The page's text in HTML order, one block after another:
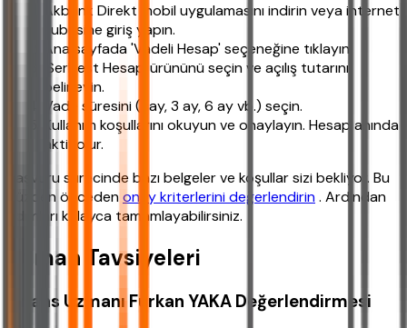
Akbank Direkt mobil uygulamasını indirin veya internet
şubesine giriş yapın.
Ana sayfada 'Vadeli Hesap' seçeneğine tıklayın.
'Serbest Hesap' ürününü seçin ve açılış tutarını
belirleyin.
Vade süresini (1 ay, 3 ay, 6 ay vb.) seçin.
Kullanım koşullarını okuyun ve onaylayın. Hesap anında
aktif olur.
Başvuru sürecinde bazı belgeler ve koşullar sizi bekliyor. Bu
yüzden öncedenonay kriterlerini değerlendirin. Ardından
adımları kolayca tamamlayabilirsiniz.
Uzman Tavsiyeleri
Finans Uzmanı Furkan YAKA Değerlendirmesi